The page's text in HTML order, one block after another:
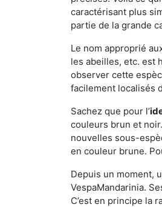
caractérisant plus
partie de la grande
Le nom approprié
les abeilles, etc. est
observer cette
facilement localisés
Sachez que pour l’
couleurs brun et
nouvelles sous-
en couleur brune.
Depuis un moment,
VespaMandarinia.
C’est en principe la